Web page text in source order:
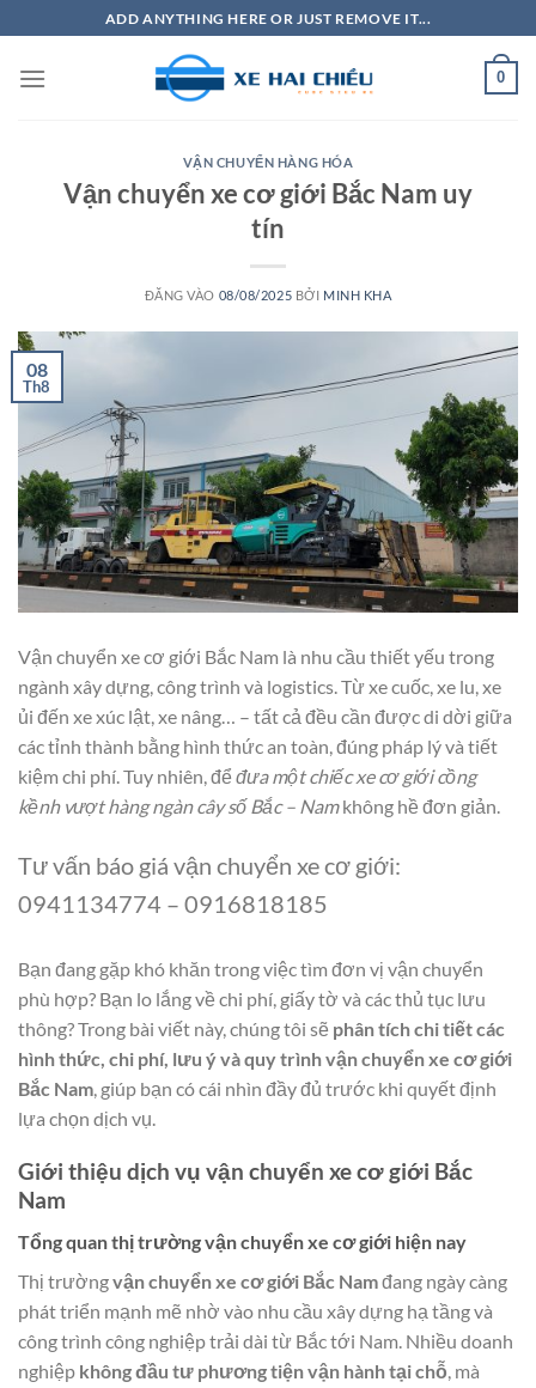
qua
nội
ADD ANYTHING HERE OR JUST REMOVE IT...
0
VẬN CHUYỂN HÀNG HÓA
Vận chuyển xe cơ giới Bắc Nam uy
tín
ĐĂNG VÀO 08/08/2025 BỞI MINH KHA
08
Th8
Vận chuyển xe cơ giới Bắc Nam là nhu cầu thiết yếu trong
ngành xây dựng, công trình và logistics. Từ xe cuốc, xe lu, xe
ủi đến xe xúc lật, xe nâng… – tất cả đều cần được di dời giữa
các tỉnh thành bằng hình thức an toàn, đúng pháp lý và tiết
kiệm chi phí. Tuy nhiên, để đưa một chiếc xe cơ giới cồng
kềnh vượt hàng ngàn cây số Bắc – Namkhông hề đơn giản.
Tư vấn báo giá vận chuyển xe cơ giới:
0941134774 – 0916818185
Bạn đang gặp khó khăn trong việc tìm đơn vị vận chuyển
phù hợp? Bạn lo lắng về chi phí, giấy tờ và các thủ tục lưu
thông? Trong bài viết này, chúng tôi sẽ phân tích chi tiết các
hình thức, chi phí, lưu ý và quy trình vận chuyển xe cơ giới
Bắc Nam , giúp bạn có cái nhìn đầy đủ trước khi quyết định
lựa chọn dịch vụ.
Giới thiệu dịch vụ vận chuyển xe cơ giới Bắc
Nam
Tổng quan thị trường vận chuyển xe cơ giới hiện nay
Thị trườngvận chuyển xe cơ giới Bắc Namđang ngày càng
phát triển mạnh mẽ nhờ vào nhu cầu xây dựng hạ tầng và
công trình công nghiệp trải dài từ Bắc tới Nam. Nhiều doanh
nghiệp không đầu tư phương tiện vận hành tại chỗ, mà